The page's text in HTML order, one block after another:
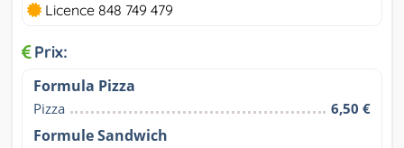
Licence 848 749 479
Prix:
Formula Pizza
Pizza 6,50 €
Formule Sandwich